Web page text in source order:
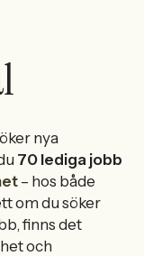
nya
70 lediga jobb
– hos både
om du söker
finns det
och